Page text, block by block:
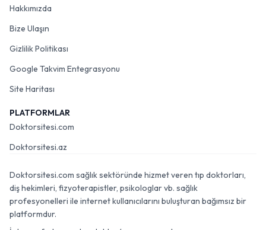
Hakkımızda
Bize Ulaşın
Gizlilik Politikası
Google Takvim Entegrasyonu
Site Haritası
PLATFORMLAR
Doktorsitesi.com
Doktorsitesi.az
Doktorsitesi.com sağlık sektöründe hizmet veren tıp doktorları,
diş hekimleri, fizyoterapistler, psikologlar vb. sağlık
profesyonelleri ile internet kullanıcılarını buluşturan bağımsız bir
platformdur.